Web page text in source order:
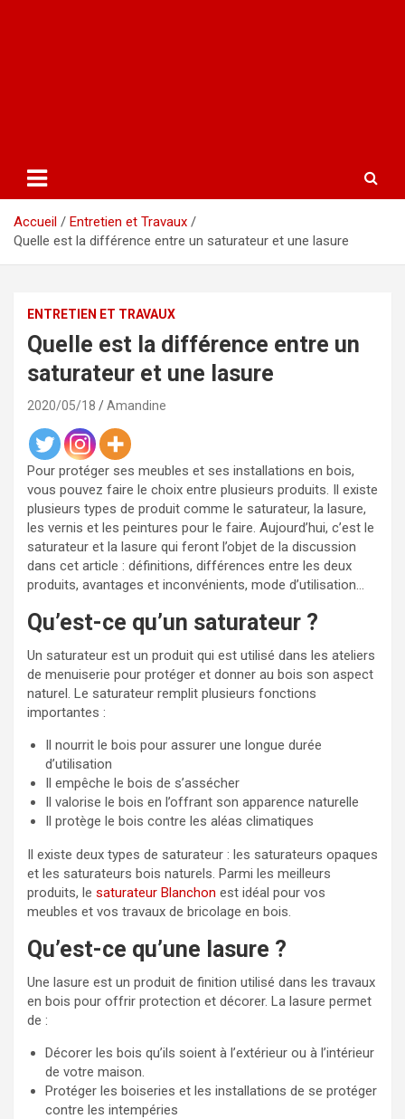
Accueil
Entretien et Travaux
Quelle est la différence entre un saturateur et une lasure
ENTRETIEN ET TRAVAUX
Quelle est la différence entre un
saturateur et une lasure
2020/05/18 Amandine
Pour protéger ses meubles et ses installations en bois,
vous pouvez faire le choix entre plusieurs produits. Il existe
plusieurs types de produit comme le saturateur, la lasure,
les vernis et les peintures pour le faire. Aujourd’hui, c’est le
saturateur et la lasure qui feront l’objet de la discussion
dans cet article : définitions, différences entre les deux
produits, avantages et inconvénients, mode d’utilisation…
Qu’est-ce qu’un saturateur ?
Un saturateur est un produit qui est utilisé dans les ateliers
de menuiserie pour protéger et donner au bois son aspect
naturel. Le saturateur remplit plusieurs fonctions
importantes :
Il nourrit le bois pour assurer une longue durée
d’utilisation
Il empêche le bois de s’assécher
Il valorise le bois en l’offrant son apparence naturelle
Il protège le bois contre les aléas climatiques
Il existe deux types de saturateur : les saturateurs opaques
et les saturateurs bois naturels. Parmi les meilleurs
produits, le saturateur Blanchon est idéal pour vos
meubles et vos travaux de bricolage en bois.
Qu’est-ce qu’une lasure ?
Une lasure est un produit de finition utilisé dans les travaux
en bois pour offrir protection et décorer. La lasure permet
de :
Décorer les bois qu’ils soient à l’extérieur ou à l’intérieur
de votre maison.
Protéger les boiseries et les installations de se protéger
contre les intempéries